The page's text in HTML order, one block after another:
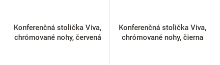
Konferenčná stolička Viva,
chrómované nohy, červená
Konferenčná stolička Viva,
chrómované nohy, čierna